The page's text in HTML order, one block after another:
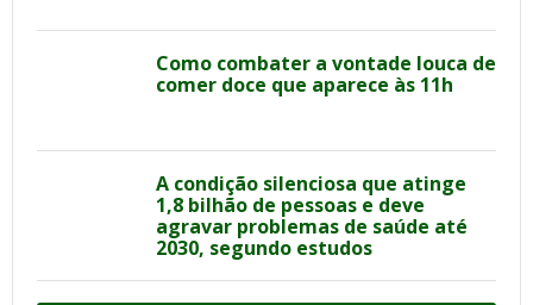
Como combater a vontade louca de
comer doce que aparece às 11h
A condição silenciosa que atinge
1,8 bilhão de pessoas e deve
agravar problemas de saúde até
2030, segundo estudos